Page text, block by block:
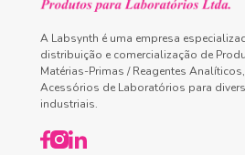
A Labsynth é uma empresa
distribuição e comercialização de
Matérias-Primas / Reagentes
Acessórios de Laboratórios para
industriais.